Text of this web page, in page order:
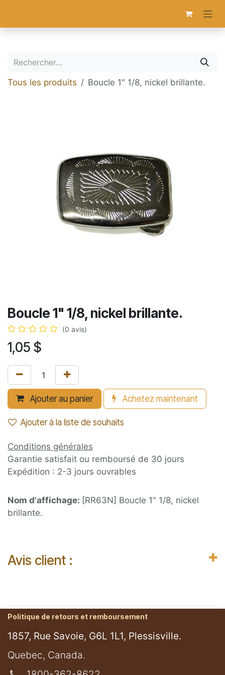
Tous les produits Boucle 1" 1/8, nickel brillante.
Boucle 1" 1/8, nickel brillante.
(0 avis)
1,05 $
Ajouter au panier Achetez maintenant
Ajouter à la liste de souhaits
Conditions générales
Garantie satisfait ou remboursé de 30 jours
Expédition : 2-3 jours ouvrables
Nom d'affichage: [RR63N] Boucle 1" 1/8, nickel
brillante.
Avis client :
Politique de retours et remboursement
1857, Rue Savoie, G6L 1L1, Plessisville.
​Quebec, Canada.